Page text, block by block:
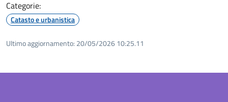
Categorie:
Catasto e urbanistica
Ultimo aggiornamento: 20/05/2026 10:25.11